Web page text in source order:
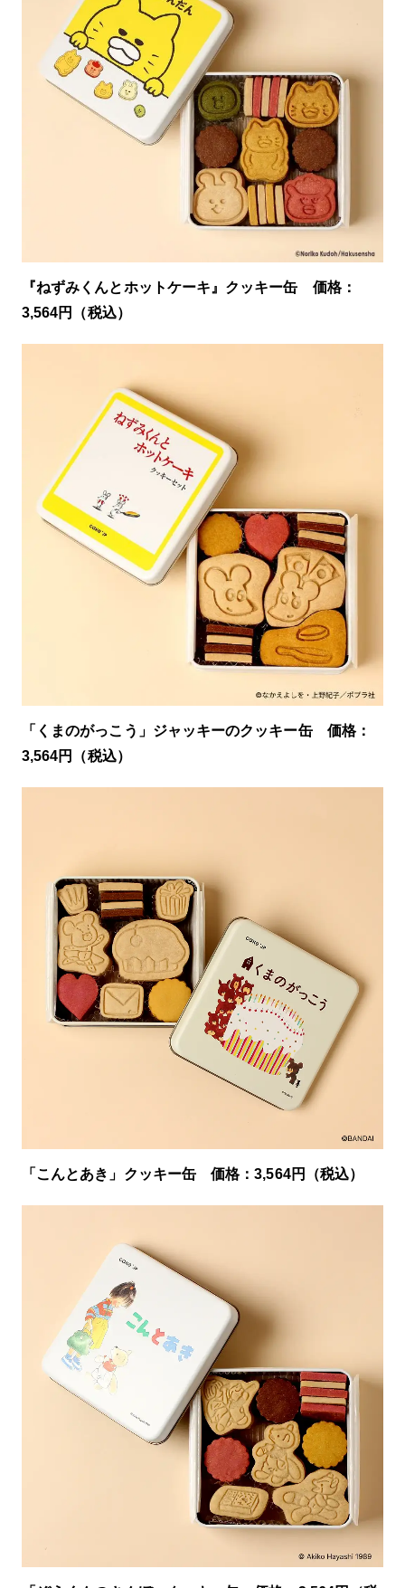
『ねずみくんとホットケーキ』クッキー缶 価格：
3,564円（税込）
「くまのがっこう」ジャッキーのクッキー缶 価格：
3,564円（税込）
「こんとあき」クッキー缶 価格：3,564円（税込）